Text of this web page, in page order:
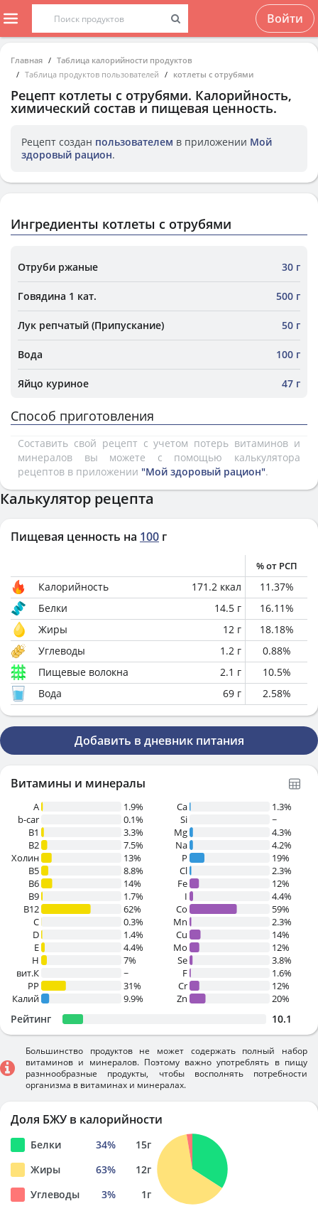
Войти
Главная
Таблица калорийности продуктов
Таблица продуктов пользователей
котлеты с отрубями
Рецепт котлеты с отрубями. Калорийность,
химический состав и пищевая ценность.
Рецепт создан пользователем в приложении Мой
здоровый рацион.
Ингредиенты котлеты с отрубями
Отруби ржаные 30 г
Говядина 1 кат. 500 г
Лук репчатый (Припускание) 50 г
Вода 100 г
Яйцо куриное 47 г
Способ приготовления
Составить свой рецепт с учетом потерь витаминов и
минералов вы можете с помощью калькулятора
рецептов в приложении "Мой здоровый рацион".
Калькулятор рецепта
Пищевая ценность на 100 г
% от РСП
Калорийность 171.2 ккал 11.37%
Белки
14.5 г 16.11%
Жиры
12 г 18.18%
Углеводы
1.2 г 0.88%
Пищевые волокна
2.1 г 10.5%
Вода
69 г 2.58%
Добавить в дневник питания
Витамины и минералы
A
1.9%
b-car
0.1%
В1
3.3%
B2
7.5%
Холин
13%
B5
8.8%
B6
14%
B9
1.7%
B12
62%
C
0.3%
D
1.4%
E
4.4%
H
7%
вит.К
~
PP
31%
Калий
9.9%
Ca
1.3%
Si
~
Mg
4.3%
Na
4.2%
P
19%
Cl
2.3%
Fe
12%
I
4.4%
Co
59%
Mn
2.3%
Cu
14%
Mo
12%
Se
3.8%
F
1.6%
Cr
12%
Zn
20%
Рейтинг 10.1
Большинство продуктов не может содержать полный набор
витаминов и минералов. Поэтому важно употреблять в пищу
разннообразные продукты, чтобы восполнять потребности
организма в витаминах и минералах.
Доля БЖУ в калорийности
Белки 34% 15г
Жиры
63% 12г
Углеводы
3% 1г